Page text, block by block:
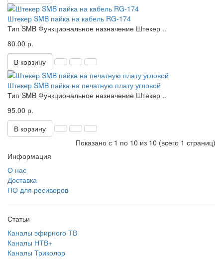
Штекер SMB пайка на кабель RG-174
Тип SMB Функциональное назначение Штекер ..
80.00 р.
В корзину
Штекер SMB пайка на печатную плату угловой
Тип SMB Функциональное назначение Штекер ..
95.00 р.
В корзину
Показано с 1 по 10 из 10 (всего 1 страниц)
Информация
О нас
Доставка
ПО для ресиверов
Статьи
Каналы эфирного ТВ
Каналы НТВ+
Каналы Триколор